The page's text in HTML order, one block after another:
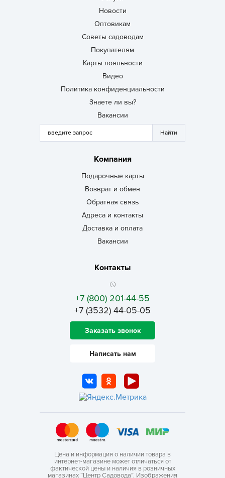
Новости
Оптовикам
Советы садоводам
Покупателям
Карты лояльности
Видео
Политика конфиденциальности
Знаете ли вы?
Вакансии
Компания
Подарочные карты
Возврат и обмен
Обратная связь
Адреса и контакты
Доставка и оплата
Вакансии
Контакты
+7 (800) 201-44-55
+7 (3532) 44-05-05
Заказать звонок
Написать нам
Цена и информация о наличии товара в
интернет-магазине может отличаться от
фактической цены и наличия в розничных
магазинах “Центр Садовода”. Изображения